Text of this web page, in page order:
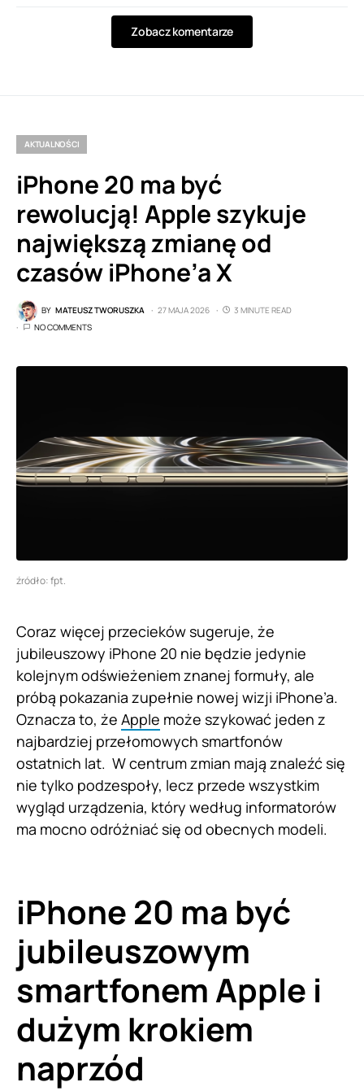
Zobacz komentarze
AKTUALNOŚCI
iPhone 20 ma być
rewolucją! Apple szykuje
największą zmianę od
czasów iPhone’a X
BY MATEUSZ TWORUSZKA 27 MAJA 2026
3 MINUTE READ
NO COMMENTS
źródło: fpt.
Coraz więcej przecieków sugeruje, że
jubileuszowy iPhone 20 nie będzie jedynie
kolejnym odświeżeniem znanej formuły, ale
próbą pokazania zupełnie nowej wizji iPhone’a.
Oznacza to, że Apple może szykować jeden z
najbardziej przełomowych smartfonów
ostatnich lat. W centrum zmian mają znaleźć się
nie tylko podzespoły, lecz przede wszystkim
wygląd urządzenia, który według informatorów
ma mocno odróżniać się od obecnych modeli.
iPhone 20 ma być
jubileuszowym
smartfonem Apple i
dużym krokiem
naprzód